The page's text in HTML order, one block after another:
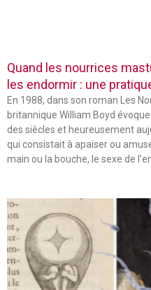
Quand les nourrices
les endormir : une
En 1988, dans son roman Les
britannique William Boyd
des siècles et heureusement
qui consistait à apaiser ou
main ou la bouche, le sexe de